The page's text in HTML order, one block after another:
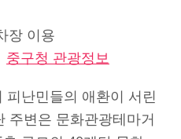
장 이용
중구청 관광정보
난민들의 애환이 서린
주변은 문화관광테마거